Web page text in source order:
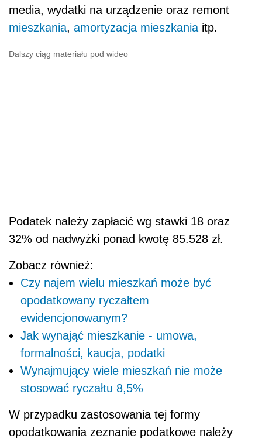
media, wydatki na urządzenie oraz remont
mieszkania, amortyzacja mieszkania itp.
Dalszy ciąg materiału pod wideo
Podatek należy zapłacić wg stawki 18 oraz
32% od nadwyżki ponad kwotę 85.528 zł.
Zobacz również:
Czy najem wielu mieszkań może być
opodatkowany ryczałtem
ewidencjonowanym?
Jak wynająć mieszkanie - umowa,
formalności, kaucja, podatki
Wynajmujący wiele mieszkań nie może
stosować ryczałtu 8,5%
W przypadku zastosowania tej formy
opodatkowania zeznanie podatkowe należy